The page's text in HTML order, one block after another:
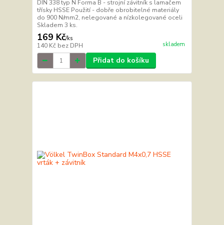
DIN 338 typ N Forma B - strojní závitník s lamačem
třísky HSSE Použití - dobře obrobitelné materiály
do 900 N/mm2, nelegované a nízkolegované oceli
Skladem 3 ks.
169 Kč/ks
140 Kč bez DPH skladem
Přidat do košíku